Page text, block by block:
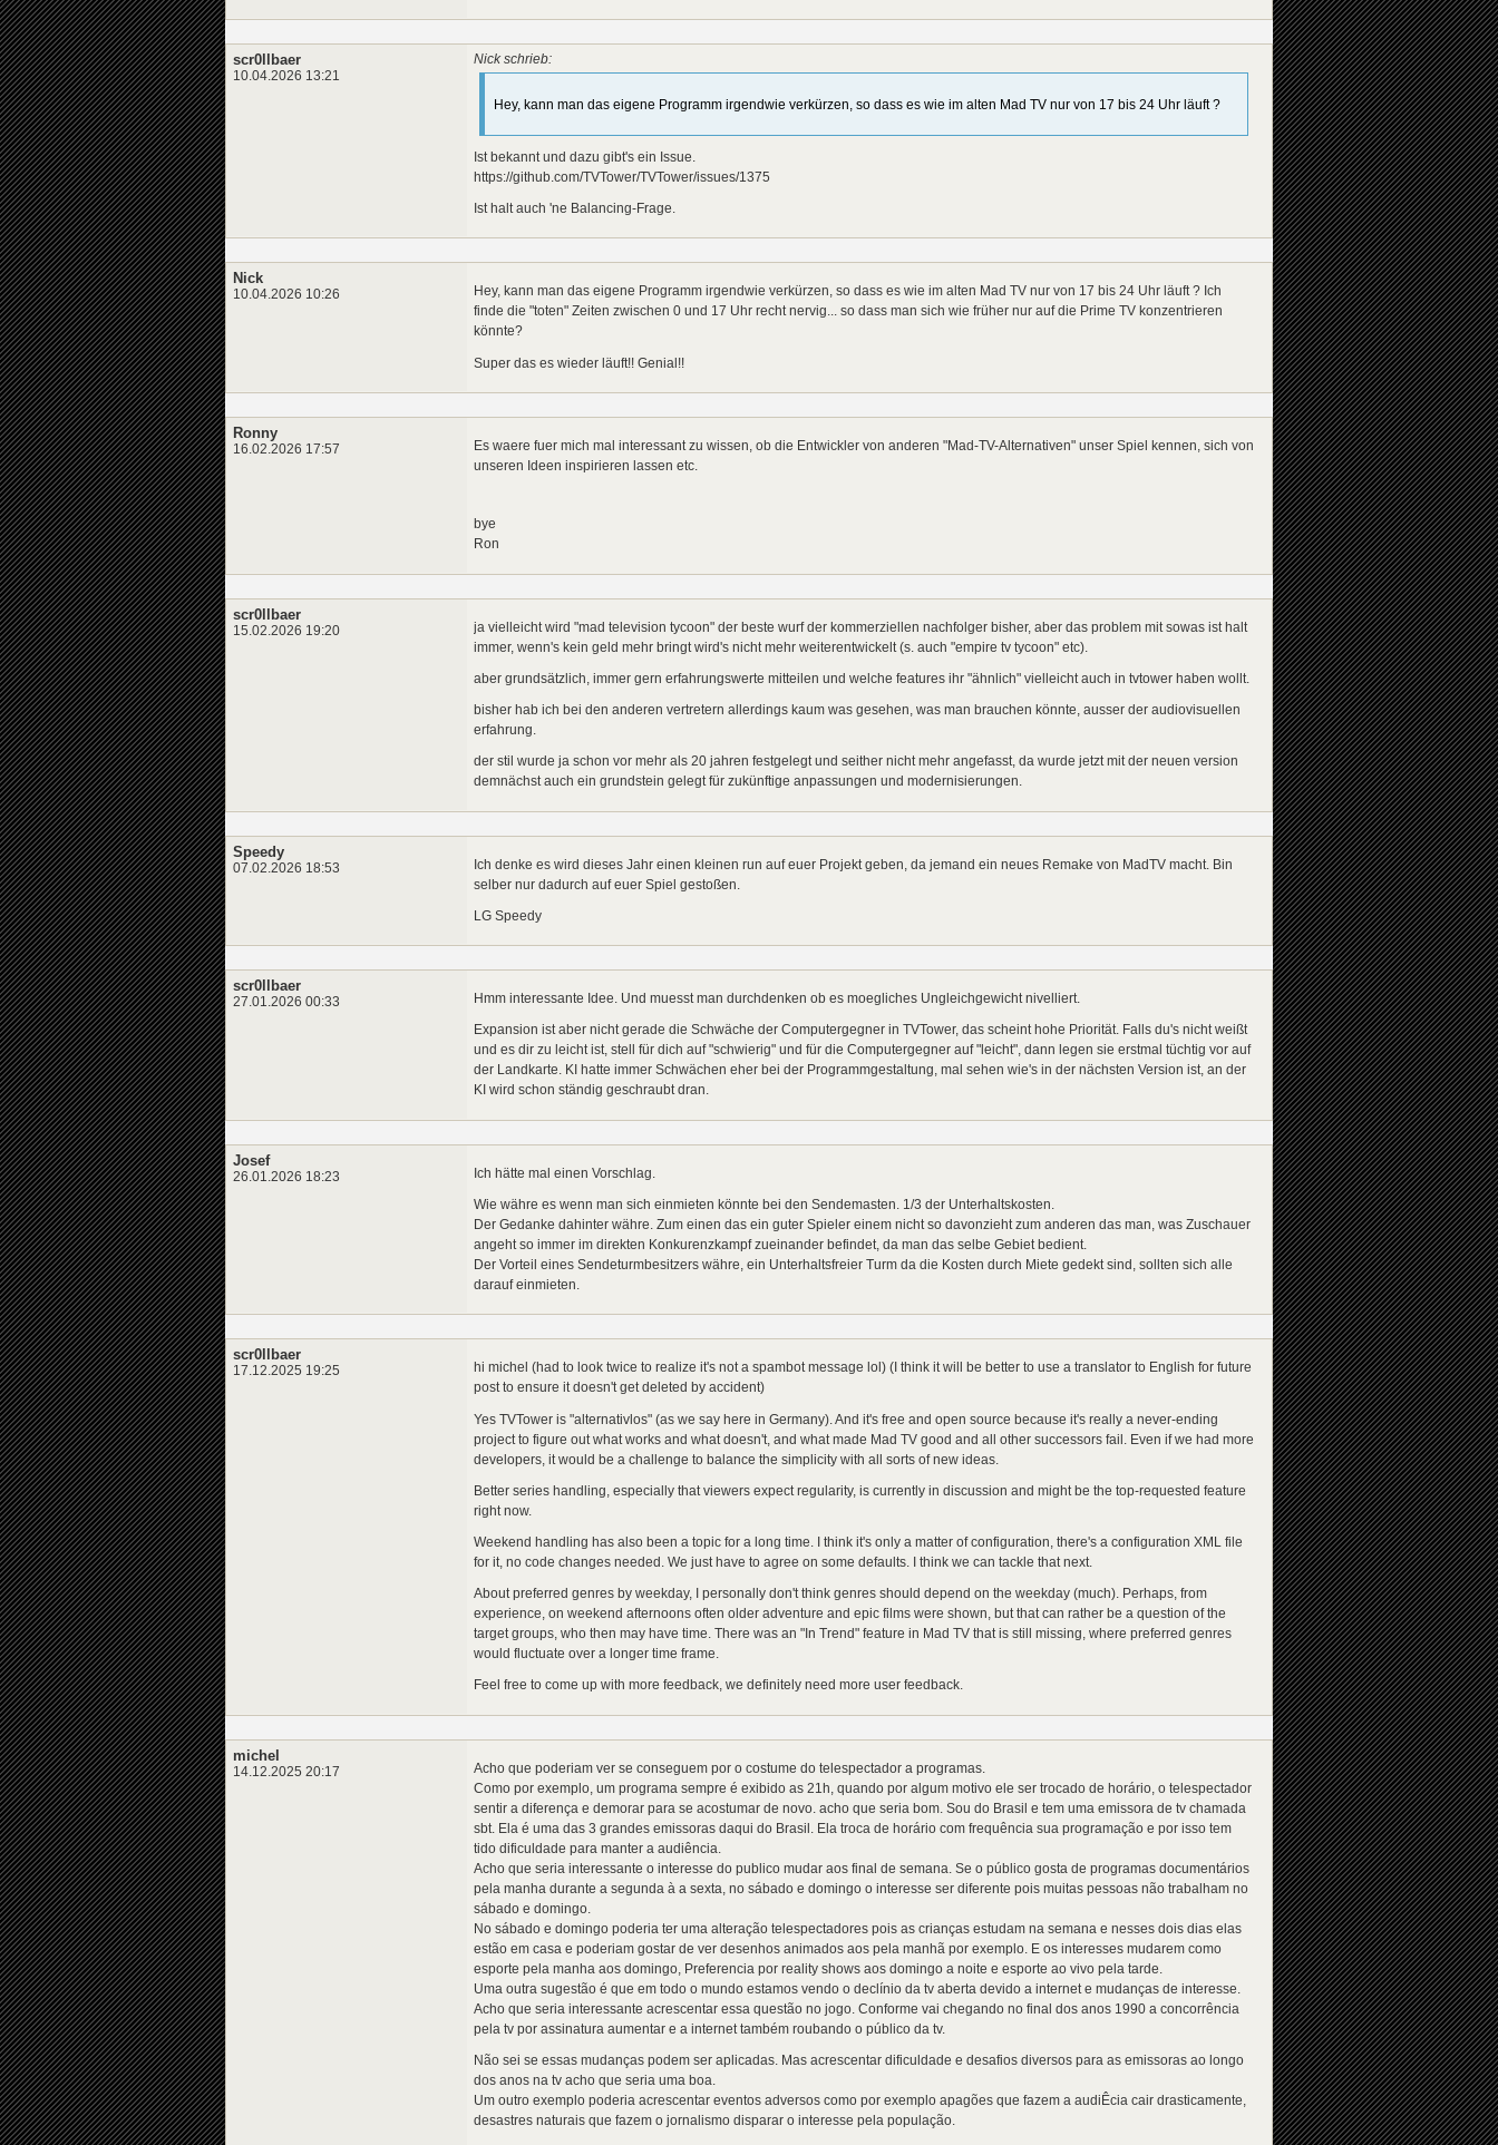
scr0llbaer
10.04.2026 13:21
Nick schrieb:
Hey, kann man das eigene Programm irgendwie verkürzen, so dass es wie im alten Mad TV nur von 17 bis 24 Uhr läuft ?
Ist bekannt und dazu gibt's ein Issue.
https://github.com/TVTower/TVTower/issues/1375
Ist halt auch 'ne Balancing-Frage.
Nick
10.04.2026 10:26
Hey, kann man das eigene Programm irgendwie verkürzen, so dass es wie im alten Mad TV nur von 17 bis 24 Uhr läuft ? Ich
finde die "toten" Zeiten zwischen 0 und 17 Uhr recht nervig... so dass man sich wie früher nur auf die Prime TV konzentrieren
könnte?
Super das es wieder läuft!! Genial!!
Ronny
16.02.2026 17:57
Es waere fuer mich mal interessant zu wissen, ob die Entwickler von anderen "Mad-TV-Alternativen" unser Spiel kennen, sich von
unseren Ideen inspirieren lassen etc.
bye
Ron
scr0llbaer
15.02.2026 19:20
ja vielleicht wird "mad television tycoon" der beste wurf der kommerziellen nachfolger bisher, aber das problem mit sowas ist halt
immer, wenn's kein geld mehr bringt wird's nicht mehr weiterentwickelt (s. auch "empire tv tycoon" etc).
aber grundsätzlich, immer gern erfahrungswerte mitteilen und welche features ihr "ähnlich" vielleicht auch in tvtower haben wollt.
bisher hab ich bei den anderen vertretern allerdings kaum was gesehen, was man brauchen könnte, ausser der audiovisuellen
erfahrung.
der stil wurde ja schon vor mehr als 20 jahren festgelegt und seither nicht mehr angefasst, da wurde jetzt mit der neuen version
demnächst auch ein grundstein gelegt für zukünftige anpassungen und modernisierungen.
Speedy
07.02.2026 18:53
Ich denke es wird dieses Jahr einen kleinen run auf euer Projekt geben, da jemand ein neues Remake von MadTV macht. Bin
selber nur dadurch auf euer Spiel gestoßen.
LG Speedy
scr0llbaer
27.01.2026 00:33 Hmm interessante Idee. Und muesst man durchdenken ob es moegliches Ungleichgewicht nivelliert.
Expansion ist aber nicht gerade die Schwäche der Computergegner in TVTower, das scheint hohe Priorität. Falls du's nicht weißt
und es dir zu leicht ist, stell für dich auf "schwierig" und für die Computergegner auf "leicht", dann legen sie erstmal tüchtig vor auf
der Landkarte. KI hatte immer Schwächen eher bei der Programmgestaltung, mal sehen wie's in der nächsten Version ist, an der
KI wird schon ständig geschraubt dran.
Josef
26.01.2026 18:23 Ich hätte mal einen Vorschlag.
Wie währe es wenn man sich einmieten könnte bei den Sendemasten. 1/3 der Unterhaltskosten.
Der Gedanke dahinter währe. Zum einen das ein guter Spieler einem nicht so davonzieht zum anderen das man, was Zuschauer
angeht so immer im direkten Konkurenzkampf zueinander befindet, da man das selbe Gebiet bedient.
Der Vorteil eines Sendeturmbesitzers währe, ein Unterhaltsfreier Turm da die Kosten durch Miete gedekt sind, sollten sich alle
darauf einmieten.
scr0llbaer
17.12.2025 19:25
hi michel (had to look twice to realize it's not a spambot message lol) (I think it will be better to use a translator to English for future
post to ensure it doesn't get deleted by accident)
Yes TVTower is "alternativlos" (as we say here in Germany). And it's free and open source because it's really a never-ending
project to figure out what works and what doesn't, and what made Mad TV good and all other successors fail. Even if we had more
developers, it would be a challenge to balance the simplicity with all sorts of new ideas.
Better series handling, especially that viewers expect regularity, is currently in discussion and might be the top-requested feature
right now.
Weekend handling has also been a topic for a long time. I think it's only a matter of configuration, there's a configuration XML file
for it, no code changes needed. We just have to agree on some defaults. I think we can tackle that next.
About preferred genres by weekday, I personally don't think genres should depend on the weekday (much). Perhaps, from
experience, on weekend afternoons often older adventure and epic films were shown, but that can rather be a question of the
target groups, who then may have time. There was an "In Trend" feature in Mad TV that is still missing, where preferred genres
would fluctuate over a longer time frame.
Feel free to come up with more feedback, we definitely need more user feedback.
michel
14.12.2025 20:17
Acho que poderiam ver se conseguem por o costume do telespectador a programas.
Como por exemplo, um programa sempre é exibido as 21h, quando por algum motivo ele ser trocado de horário, o telespectador
sentir a diferença e demorar para se acostumar de novo. acho que seria bom. Sou do Brasil e tem uma emissora de tv chamada
sbt. Ela é uma das 3 grandes emissoras daqui do Brasil. Ela troca de horário com frequência sua programação e por isso tem
tido dificuldade para manter a audiência.
Acho que seria interessante o interesse do publico mudar aos final de semana. Se o público gosta de programas documentários
pela manha durante a segunda à a sexta, no sábado e domingo o interesse ser diferente pois muitas pessoas não trabalham no
sábado e domingo.
No sábado e domingo poderia ter uma alteração telespectadores pois as crianças estudam na semana e nesses dois dias elas
estão em casa e poderiam gostar de ver desenhos animados aos pela manhã por exemplo. E os interesses mudarem como
esporte pela manha aos domingo, Preferencia por reality shows aos domingo a noite e esporte ao vivo pela tarde.
Uma outra sugestão é que em todo o mundo estamos vendo o declínio da tv aberta devido a internet e mudanças de interesse.
Acho que seria interessante acrescentar essa questão no jogo. Conforme vai chegando no final dos anos 1990 a concorrência
pela tv por assinatura aumentar e a internet também roubando o público da tv.
Não sei se essas mudanças podem ser aplicadas. Mas acrescentar dificuldade e desafios diversos para as emissoras ao longo
dos anos na tv acho que seria uma boa.
Um outro exemplo poderia acrescentar eventos adversos como por exemplo apagões que fazem a audiÊcia cair drasticamente,
desastres naturais que fazem o jornalismo disparar o interesse pela população.